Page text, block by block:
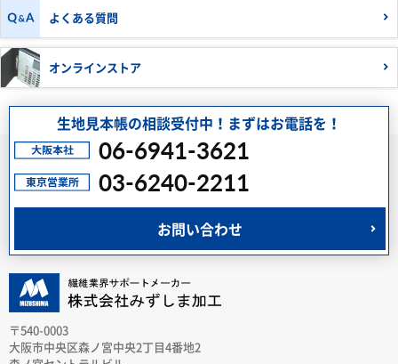
よくある質問
オンラインストア
生地見本帳の相談受付中！まずはお電話を！
06-6941-3621
03-6240-2211
お問い合わせ
〒540-0003
大阪市中央区森ノ宮中央2丁目4番地2